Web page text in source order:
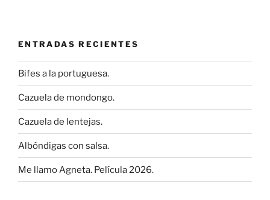
ENTRADAS RECIENTES
Bifes a la portuguesa.
Cazuela de mondongo.
Cazuela de lentejas.
Albóndigas con salsa.
Me llamo Agneta. Película 2026.